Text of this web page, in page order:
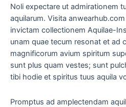
Noli expectare ut admirationem
aquilarum. Visita
invictam collectionem Aquilae-
unam quae tecum resonat et ad
magnificorum avium spiritum
sunt plus quam vestes; sunt
tibi hodie et spiritus tuus aquila
Promptus ad amplectendam